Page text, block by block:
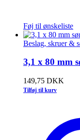
Føj til ønskeliste
Beslag, skruer &
3,1 x 80 mm
149,75 DKK
Tilføj til kurv